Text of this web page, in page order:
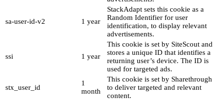
sa-user-id-v2 1 year
StackAdapt sets this cookie as a
Random Identifier for user
identification, to display relevant
advertisements.
ssi 1 year
This cookie is set by SiteScout and
stores a unique ID that identifies a
returning user’s device. The ID is
used for targeted ads.
stx_user_id
1
month
This cookie is set by Sharethrough
to deliver targeted and relevant
content.